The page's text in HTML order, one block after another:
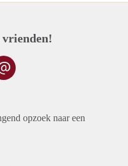
vrienden!
opzoek naar een